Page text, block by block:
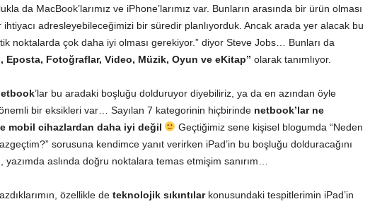
da MacBook’larımız ve iPhone’larımız var. Bunların arasında bir ürün olması
adresleyebileceğimizi bir süredir planlıyorduk. Ancak arada yer alacak bu
noktalarda çok daha iyi olması gerekiyor.” diyor Steve Jobs… Bunları da
Eposta, Fotoğraflar, Video, Müzik, Oyun ve eKitap” olarak tanımlıyor.
’lar bu aradaki boşluğu dolduruyor diyebiliriz, ya da en azından öyle
bir eksikleri var… Sayılan 7 kategorinin hiçbirinde netbook’lar ne
mobil cihazlardan daha iyi değil
Geçtiğimiz sene kişisel blogumda “Neden
sorusuna kendimce yanıt verirken iPad’in bu boşluğu dolduracağını
aslında doğru noktalara temas etmişim sanırım…
, özellikle de teknolojik sıkıntılarkonusundaki tespitlerimin iPad’in